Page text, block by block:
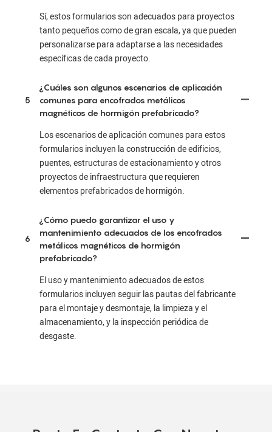
Sí, estos formularios son adecuados para proyectos
tanto pequeños como de gran escala, ya que pueden
personalizarse para adaptarse a las necesidades
específicas de cada proyecto.
5
¿Cuáles son algunos escenarios de aplicación
comunes para encofrados metálicos
magnéticos de hormigón prefabricado?
Los escenarios de aplicación comunes para estos
formularios incluyen la construcción de edificios,
puentes, estructuras de estacionamiento y otros
proyectos de infraestructura que requieren
elementos prefabricados de hormigón.
6
¿Cómo puedo garantizar el uso y
mantenimiento adecuados de los encofrados
metálicos magnéticos de hormigón
prefabricado?
El uso y mantenimiento adecuados de estos
formularios incluyen seguir las pautas del fabricante
para el montaje y desmontaje, la limpieza y el
almacenamiento, y la inspección periódica de
desgaste.